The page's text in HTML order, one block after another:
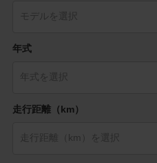
年式
走行距離（km）